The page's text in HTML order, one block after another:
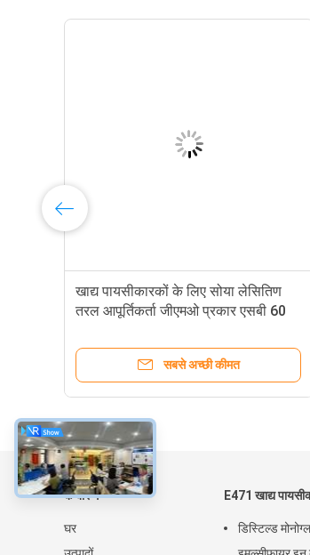
खाद्य पायसीकारकों के लिए सोया लेसितिण
तरल आपूर्तिकर्ता जीएमओ प्रकार एसबी 60
सबसे अच्छी कीमत
के बारे में
घर
E471 खाद्य
डिस्टिल्ड